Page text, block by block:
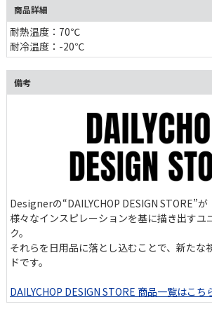
商品詳細
耐熱温度：70℃
耐冷温度：-20℃
備考
Designerの“DAILYCHOP DESIGN STORE”が
様々なインスピレーションを基に描き出すユ
ク。
それらを日用品に落とし込むことで、新たな
ドです。
DAILYCHOP DESIGN STORE 商品一覧はこち